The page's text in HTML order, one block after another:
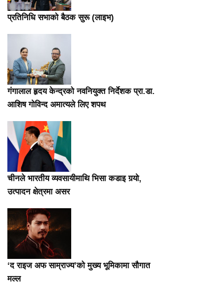
प्रतिनिधि सभाको बैठक सुरू (लाइभ)
गंगालाल हृदय केन्द्रको नवनियुक्त निर्देशक प्रा.डा.
आशिष गोविन्द अमात्यले लिए शपथ
चीनले भारतीय व्यवसायीमाथि भिसा कडाइ गर्‍यो,
उत्पादन क्षेत्रमा असर
‘द राइज अफ साम्राज्य’को मुख्य भूमिकामा सौगात
मल्ल